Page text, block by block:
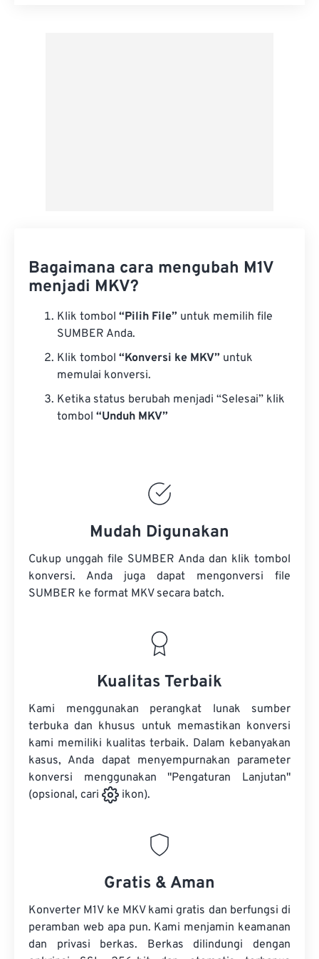
Bagaimana cara mengubah M1V
menjadi MKV?
Klik tombol “Pilih File” untuk memilih file
SUMBER Anda.
Klik tombol “Konversi ke MKV” untuk
memulai konversi.
Ketika status berubah menjadi “Selesai” klik
tombol “Unduh MKV”
Mudah Digunakan
Cukup unggah file SUMBER Anda dan klik tombol
konversi. Anda juga dapat mengonversi file
SUMBER ke format MKV secara batch.
Kualitas Terbaik
Kami menggunakan perangkat lunak sumber
terbuka dan khusus untuk memastikan konversi
kami memiliki kualitas terbaik. Dalam kebanyakan
kasus, Anda dapat menyempurnakan parameter
konversi menggunakan "Pengaturan Lanjutan"
(opsional, cari
ikon).
Gratis & Aman
Konverter M1V ke MKV kami gratis dan berfungsi di
peramban web apa pun. Kami menjamin keamanan
dan privasi berkas. Berkas dilindungi dengan